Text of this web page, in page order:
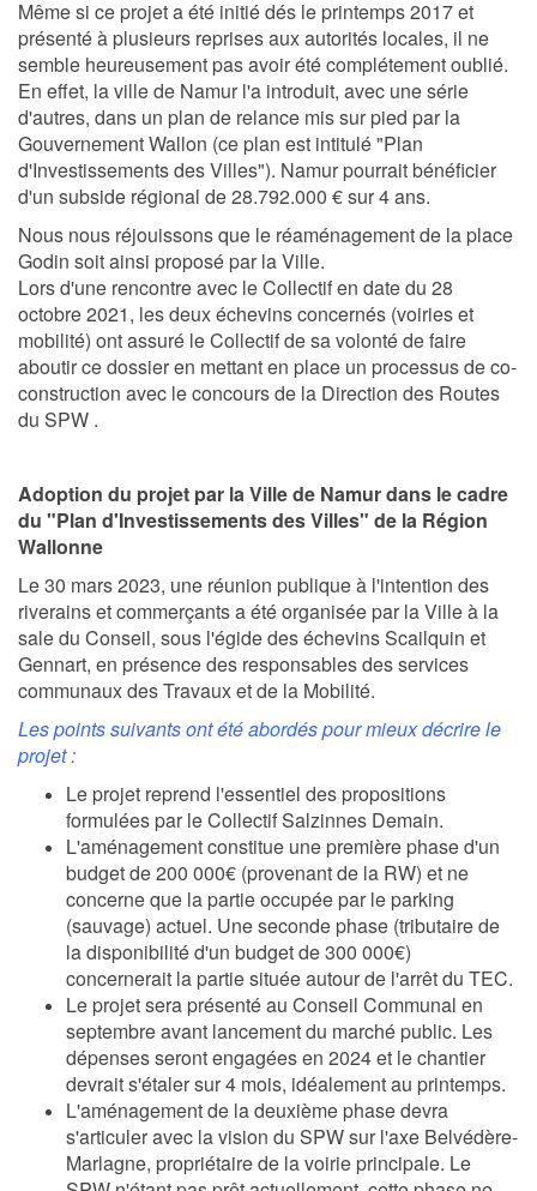
Même si ce projet a été initié dés le printemps 2017 et
présenté à plusieurs reprises aux autorités locales, il ne
semble heureusement pas avoir été complétement oublié.
En effet, la ville de Namur l'a introduit, avec une série
d'autres, dans un plan de relance mis sur pied par la
Gouvernement Wallon (ce plan est intitulé "Plan
d'Investissements des Villes"). Namur pourrait bénéficier
d'un subside régional de 28.792.000 € sur 4 ans.
Nous nous réjouissons que le réaménagement de la place
Godin soit ainsi proposé par la Ville.
Lors d'une rencontre avec le Collectif en date du 28
octobre 2021, les deux échevins concernés (voiries et
mobilité) ont assuré le Collectif de sa volonté de faire
aboutir ce dossier en mettant en place un processus de co-
construction avec le concours de la Direction des Routes
du SPW .
Adoption du projet par la Ville de Namur dans le cadre
du "Plan d'Investissements des Villes" de la Région
Wallonne
Le 30 mars 2023, une réunion publique à l'intention des
riverains et commerçants a été organisée par la Ville à la
sale du Conseil, sous l'égide des échevins Scailquin et
Gennart, en présence des responsables des services
communaux des Travaux et de la Mobilité.
Les points suivants ont été abordés pour mieux décrire le
projet :
Le projet reprend l'essentiel des propositions
formulées par le Collectif Salzinnes Demain.
L'aménagement constitue une première phase d'un
budget de 200 000€ (provenant de la RW) et ne
concerne que la partie occupée par le parking
(sauvage) actuel. Une seconde phase (tributaire de
la disponibilité d'un budget de 300 000€)
concernerait la partie située autour de l'arrêt du TEC.
Le projet sera présenté au Conseil Communal en
septembre avant lancement du marché public. Les
dépenses seront engagées en 2024 et le chantier
devrait s'étaler sur 4 mois, idéalement au printemps.
L'aménagement de la deuxième phase devra
s'articuler avec la vision du SPW sur l'axe Belvédère-
Marlagne, propriétaire de la voirie principale. Le